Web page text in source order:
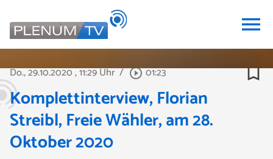
menu
Do., 29.10.2020, 11:29 Uhr / play_circle_outline01:23 bookmark_border
Komplettinterview, Florian
Streibl, Freie Wähler, am 28.
Oktober 2020